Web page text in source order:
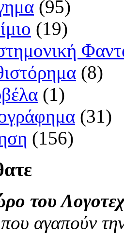
(95)
(19)
(8)
(1)
(31)
(156)
του
αγαπούν